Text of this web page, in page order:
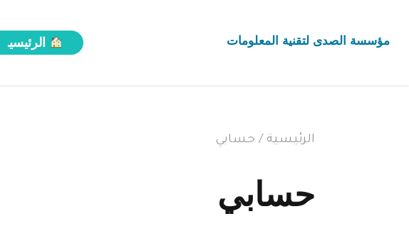
مؤسسة الصدى لتقنية المعلومات الرئيسية
الرئيسية / حسابي
حسابي